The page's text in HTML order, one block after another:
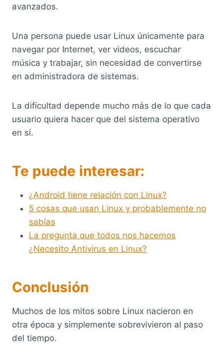
avanzados.
Una persona puede usar Linux únicamente para
navegar por Internet, ver videos, escuchar
música y trabajar, sin necesidad de convertirse
en administradora de sistemas.
La dificultad depende mucho más de lo que cada
usuario quiera hacer que del sistema operativo
en sí.
Te puede interesar:
¿Android tiene relación con Linux?
5 cosas que usan Linux y probablemente no
sabías
La pregunta que todos nos hacemos
¿Necesito Antivirus en Linux?
Conclusión
Muchos de los mitos sobre Linux nacieron en
otra época y simplemente sobrevivieron al paso
del tiempo.